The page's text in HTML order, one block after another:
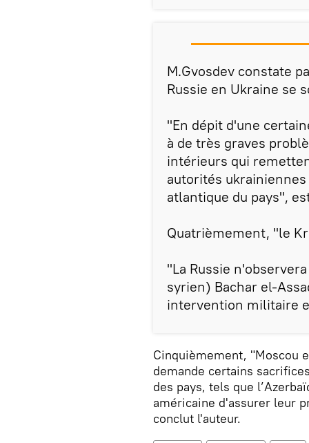
M.Gvosdev constate
Russie en Ukraine se
"En dépit d'une
à de très graves
intérieurs qui
autorités
atlantique du pays",
Quatrièmement, "le
"La Russie
syrien) Bachar el-
intervention militaire
Cinquièmement, "Moscou
demande certains
des pays, tels que
américaine d'assurer leur
conclut l'auteur.